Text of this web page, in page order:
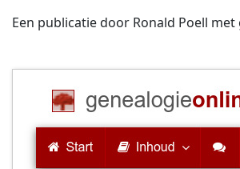
Een publicatie door Ronald Poell